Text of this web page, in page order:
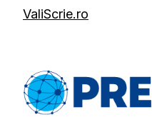
ValiScrie.ro